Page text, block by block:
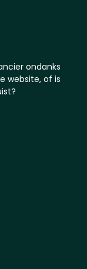
ondanks
website, of is